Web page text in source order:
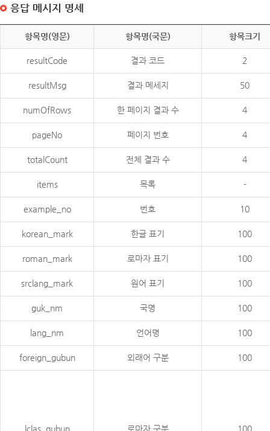
응답 메시지 명세
항목명(영문) 항목명(국문) 항목크기
resultCode 결과 코드 2
resultMsg 결과 메세지 50
numOfRows 한 페이지 결과 수 4
pageNo 페이지 번호 4
totalCount 전체 결과 수 4
items 목록 -
example_no 번호 10
korean_mark 한글 표기 100
roman_mark 로마자 표기 100
srclang_mark 원어 표기 100
guk_nm 국명 100
lang_nm 언어명 100
foreign_gubun 외래어 구분 100
lclas_gubun 로마자 구분 100